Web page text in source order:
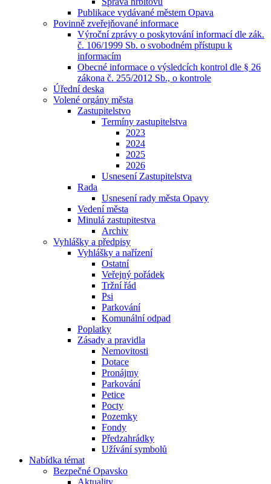
Publikace vydávané městem Opava
Povinně zveřejňované informace
Výroční zprávy o poskytování informací dle zák.
č. 106/1999 Sb. o svobodném přístupu k
informacím
Obecné informace o výsledcích kontrol dle § 26
zákona č. 255/2012 Sb., o kontrole
Úřední deska
Volené orgány města
Zastupitelstvo
Termíny zastupitelstva
2023
2024
2025
2026
Usnesení Zastupitelstva
Rada
Usnesení rady města Opavy
Vedení města
Minulá zastupitestva
Archiv
Vyhlášky a předpisy
Vyhlášky a nařízení
Ostatní
Veřejný pořádek
Tržní řád
Psi
Parkování
Komunální odpad
Poplatky
Zásady a pravidla
Nemovitosti
Dotace
Pronájmy
Parkování
Petice
Pocty
Pozemky
Fondy
Předzahrádky
Užívání symbolů
Nabídka témat
Bezpečné Opavsko